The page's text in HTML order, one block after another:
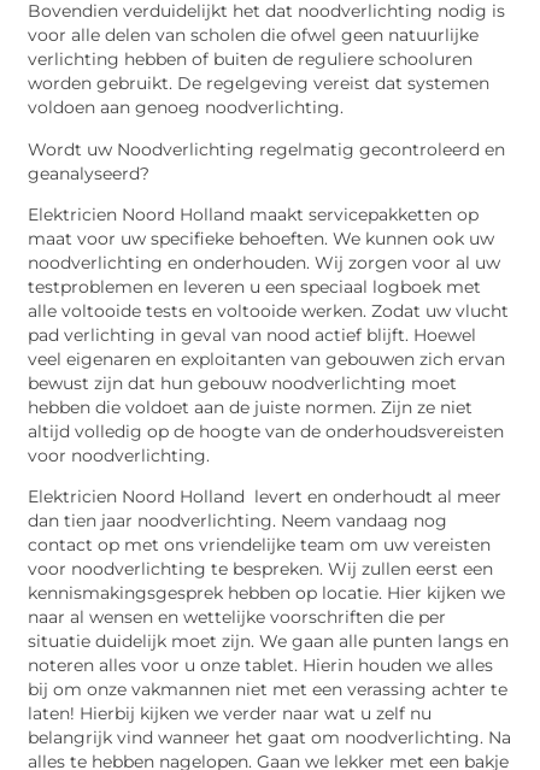
Bovendien verduidelijkt het dat noodverlichting nodig is
voor alle delen van scholen die ofwel geen natuurlijke
verlichting hebben of buiten de reguliere schooluren
worden gebruikt. De regelgeving vereist dat systemen
voldoen aan genoeg noodverlichting.
Wordt uw Noodverlichting regelmatig gecontroleerd en
geanalyseerd?
Elektricien Noord Holland maakt servicepakketten op
maat voor uw specifieke behoeften. We kunnen ook uw
noodverlichting en onderhouden. Wij zorgen voor al uw
testproblemen en leveren u een speciaal logboek met
alle voltooide tests en voltooide werken. Zodat uw vlucht
pad verlichting in geval van nood actief blijft. Hoewel
veel eigenaren en exploitanten van gebouwen zich ervan
bewust zijn dat hun gebouw noodverlichting moet
hebben die voldoet aan de juiste normen. Zijn ze niet
altijd volledig op de hoogte van de onderhoudsvereisten
voor noodverlichting.
Elektricien Noord Holland levert en onderhoudt al meer
dan tien jaar noodverlichting. Neem vandaag nog
contact op met ons vriendelijke team om uw vereisten
voor noodverlichting te bespreken. Wij zullen eerst een
kennismakingsgesprek hebben op locatie. Hier kijken we
naar al wensen en wettelijke voorschriften die per
situatie duidelijk moet zijn. We gaan alle punten langs en
noteren alles voor u onze tablet. Hierin houden we alles
bij om onze vakmannen niet met een verassing achter te
laten! Hierbij kijken we verder naar wat u zelf nu
belangrijk vind wanneer het gaat om noodverlichting. Na
alles te hebben nagelopen. Gaan we lekker met een bakje